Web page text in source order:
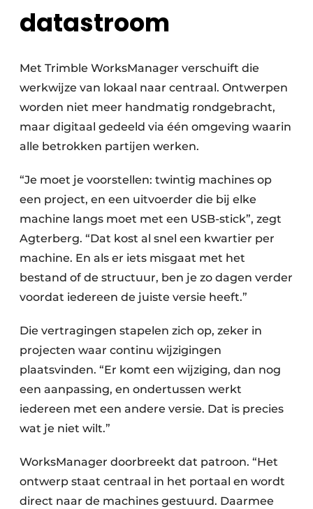
datastroom
Met Trimble WorksManager verschuift die
werkwijze van lokaal naar centraal. Ontwerpen
worden niet meer handmatig rondgebracht,
maar digitaal gedeeld via één omgeving waarin
alle betrokken partijen werken.
“Je moet je voorstellen: twintig machines op
een project, en een uitvoerder die bij elke
machine langs moet met een USB-stick”, zegt
Agterberg. “Dat kost al snel een kwartier per
machine. En als er iets misgaat met het
bestand of de structuur, ben je zo dagen verder
voordat iedereen de juiste versie heeft.”
Die vertragingen stapelen zich op, zeker in
projecten waar continu wijzigingen
plaatsvinden. “Er komt een wijziging, dan nog
een aanpassing, en ondertussen werkt
iedereen met een andere versie. Dat is precies
wat je niet wilt.”
WorksManager doorbreekt dat patroon. “Het
ontwerp staat centraal in het portaal en wordt
direct naar de machines gestuurd. Daarmee